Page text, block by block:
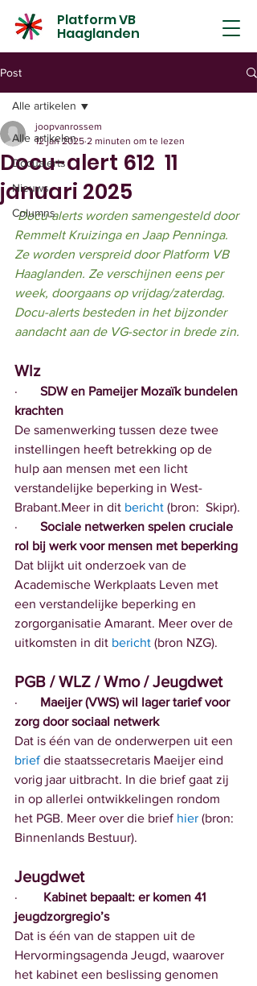
Platform VB
Haaglanden
Post
Alle artikelen
Docualerts
Nieuws
Columns
Alle artikelen
Docu-alert 612 11
januari 2025
joopvanrossem
12 jan 2025 2 minuten om te lezen
Docu-alerts worden samengesteld door
Remmelt Kruizinga en Jaap Penninga.
Ze worden verspreid door Platform VB
Haaglanden. Ze verschijnen eens per
week, doorgaans op vrijdag/zaterdag.
Docu-alerts besteden in het bijzonder
aandacht aan de VG-sector in brede zin.
Wlz
· SDW en Pameijer Mozaïk bundelen
krachten
De samenwerking tussen deze twee
instellingen heeft betrekking op de
hulp aan mensen met een licht
verstandelijke beperking in West-
Brabant.Meer in dit bericht (bron:  Skipr).
· Sociale netwerken spelen cruciale
rol bij werk voor mensen met beperking
Dat blijkt uit onderzoek van de
Academische Werkplaats Leven met
een verstandelijke beperking en
zorgorganisatie Amarant. Meer over de
uitkomsten in dit bericht (bron NZG).
PGB / WLZ / Wmo / Jeugdwet
· Maeijer (VWS) wil lager tarief voor
zorg door sociaal netwerk
Dat is één van de onderwerpen uit een
brief die staatssecretaris Maeijer eind
vorig jaar uitbracht. In die brief gaat zij
in op allerlei ontwikkelingen rondom
het PGB. Meer over die brief hier (bron:
Binnenlands Bestuur).
Jeugdwet
· Kabinet bepaalt: er komen 41
jeugdzorgregio’s
Dat is één van de stappen uit de
Hervormingsagenda Jeugd, waarover
het kabinet een beslissing genomen